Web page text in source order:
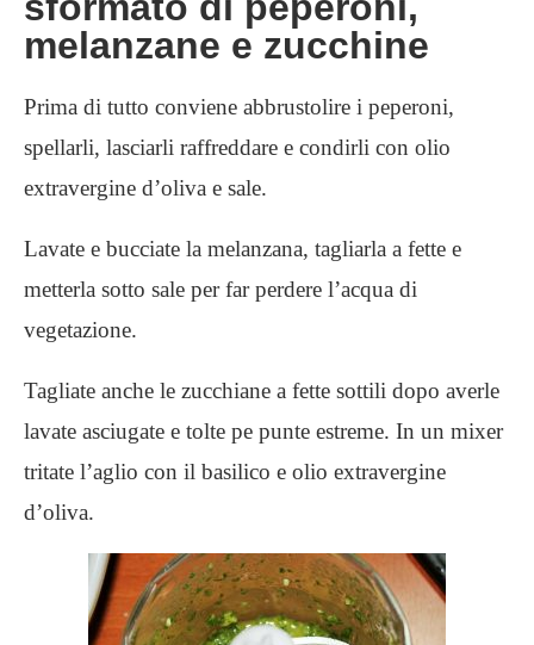
melanzane e zucchine
Prima di tutto conviene abbrustolire i peperoni,
spellarli, lasciarli raffreddare e condirli con olio
extravergine d’oliva e sale.
Lavate e bucciate la melanzana, tagliarla a fette e
metterla sotto sale per far perdere l’acqua di
vegetazione.
Tagliate anche le zucchiane a fette sottili dopo averle
lavate asciugate e tolte pe punte estreme. In un mixer
tritate l’aglio con il basilico e olio extravergine
d’oliva.